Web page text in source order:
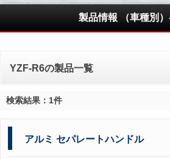
製品情報 （車種別
YZF-R6の製品一覧
検索結果：1件
アルミ セパレートハンドル